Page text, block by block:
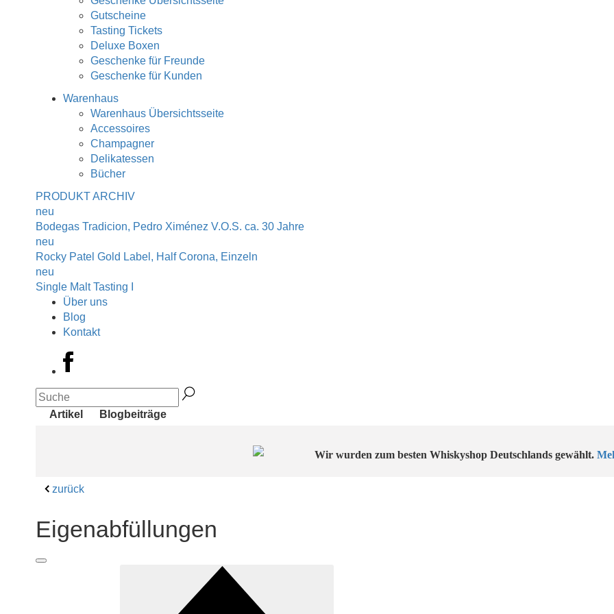
Gutscheine
Tasting Tickets
Deluxe Boxen
Geschenke für Freunde
Geschenke für Kunden
Warenhaus
Warenhaus Übersichtsseite
Accessoires
Champagner
Delikatessen
Bücher
PRODUKT ARCHIV
neu
Bodegas Tradicion, Pedro Ximénez V.O.S. ca. 30 Jahre
neu
Rocky Patel Gold Label, Half Corona, Einzeln
neu
Single Malt Tasting I
Über uns
Blog
Kontakt
Artikel
Blogbeiträge
Wir wurden zum besten Whiskyshop Deutschlands gewählt.
zurück
Eigenabfüllungen